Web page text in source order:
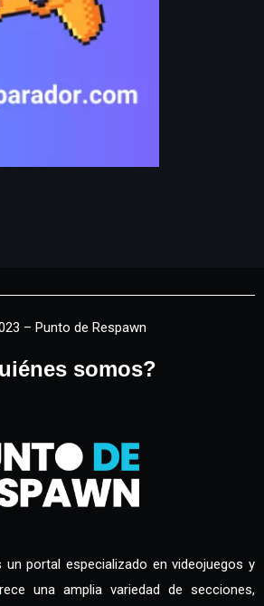
– Punto de Respawn
somos?
un portal especializado en videojuegos y
una amplia variedad de secciones,